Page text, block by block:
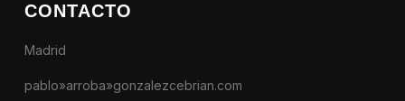
CONTACTO
Madrid
pablo»arroba»gonzalezcebrian.com